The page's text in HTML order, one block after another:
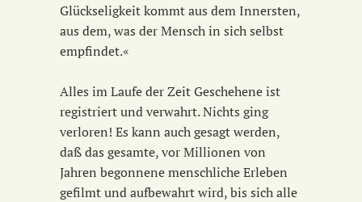
Glückseligkeit kommt aus dem Innersten,
aus dem, was der Mensch in sich selbst
empfindet.«
Alles im Laufe der Zeit Geschehene ist
registriert und verwahrt. Nichts ging
verloren! Es kann auch gesagt werden,
daß das gesamte, vor Millionen von
Jahren begonnene menschliche Erleben
gefilmt und aufbewahrt wird, bis sich alle